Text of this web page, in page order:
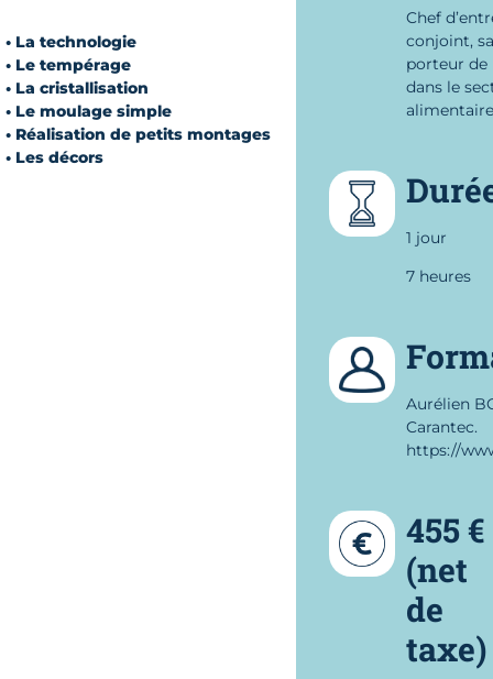
• La technologie
• Le tempérage
• La cristallisation
• Le moulage simple
• Réalisation de petits montages
• Les décors
Chef
conjoint,
porteur de
dans le
1 jour
7 heures
Aurélien
Carantec.
https://
455 €
(net
de
taxe)